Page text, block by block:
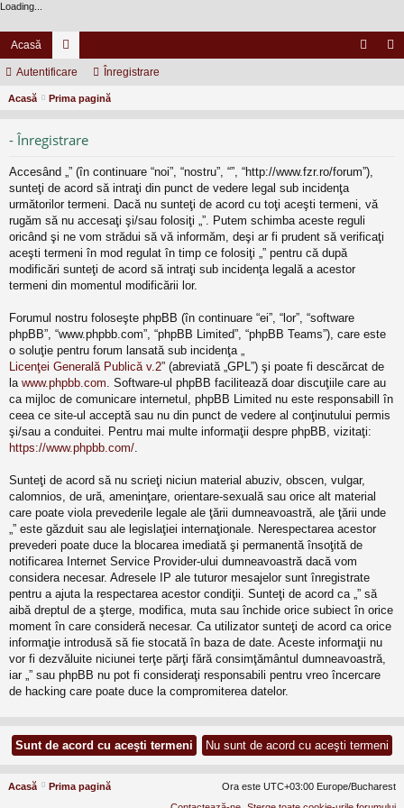
Loading...
Acasă
or
u
re
Autentificare Înregistrare
Acasă Prima pagină
- Înregistrare
Accesând „” (în continuare “noi”, “nostru”, “”, “http://www.fzr.ro/forum”),
sunteţi de acord să intraţi din punct de vedere legal sub incidenţa
următorilor termeni. Dacă nu sunteţi de acord cu toţi aceşti termeni, vă
rugăm să nu accesaţi şi/sau folosiţi „”. Putem schimba aceste reguli
oricând şi ne vom strădui să vă informăm, deşi ar fi prudent să verificaţi
aceşti termeni în mod regulat în timp ce folosiţi „” pentru că după
modificări sunteţi de acord să intraţi sub incidenţa legală a acestor
termeni din momentul modificării lor.
Forumul nostru foloseşte phpBB (în continuare “ei”, “lor”, “software
phpBB”, “www.phpbb.com”, “phpBB Limited”, “phpBB Teams”), care este
o soluţie pentru forum lansată sub incidenţa „
Licenţei Generală Publică v.2” (abreviată „GPL”) şi poate fi descărcat de
la www.phpbb.com . Software-ul phpBB facilitează doar discuţiile care au
ca mijloc de comunicare internetul, phpBB Limited nu este responsabill în
ceea ce site-ul acceptă sau nu din punct de vedere al conţinutului permis
şi/sau a conduitei. Pentru mai multe informaţii despre phpBB, vizitaţi:
https://www.phpbb.com/
Sunteţi de acord să nu scrieţi niciun material abuziv, obscen, vulgar,
calomnios, de ură, ameninţare, orientare-sexuală sau orice alt material
care poate viola prevederile legale ale ţării dumneavoastră, ale ţării unde
„” este găzduit sau ale legislaţiei internaţionale. Nerespectarea acestor
prevederi poate duce la blocarea imediată şi permanentă însoţită de
notificarea Internet Service Provider-ului dumneavoastră dacă vom
considera necesar. Adresele IP ale tuturor mesajelor sunt înregistrate
pentru a ajuta la respectarea acestor condiţii. Sunteţi de acord ca „” să
aibă dreptul de a şterge, modifica, muta sau închide orice subiect în orice
moment în care consideră necesar. Ca utilizator sunteţi de acord ca orice
informaţie introdusă să fie stocată în baza de date. Aceste informaţii nu
vor fi dezvăluite niciunei terţe părţi fără consimţământul dumneavoastră,
iar „” sau phpBB nu pot fi consideraţi responsabili pentru vreo încercare
de hacking care poate duce la compromiterea datelor.
Acasă Prima pagină
Ora este UTC+03:00 Europe/Bucharest